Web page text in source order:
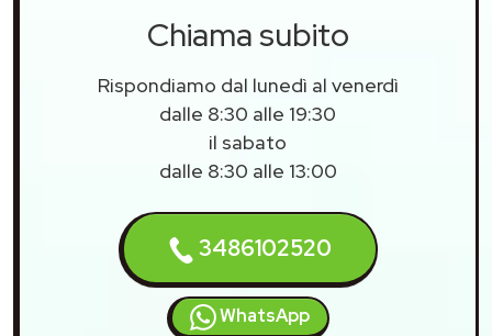
Chiama subito
Rispondiamo dal lunedì al venerdì
dalle 8:30 alle 19:30
il sabato
dalle 8:30 alle 13:00
3486102520
WhatsApp